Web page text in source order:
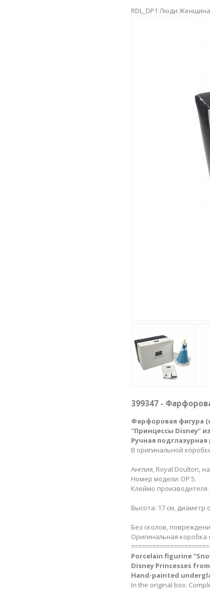
RDL_DP1 Люди
399347 -
Фарфоровая фигура
"Принцессы Disney"
Ручная подглазурная
В оригинальной
Англия, Royal Doulton,
Номер модели: DP 5.
Клеймо производителя.
Высота: 17 см, диаметр
Без сколов,
Оригинальная коробка
Porcelain figurine
Disney Princesses
Hand-painted
In the original box.